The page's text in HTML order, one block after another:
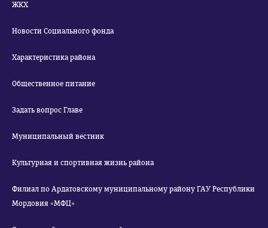
ЖКХ
Новости Социального фонда
Характеристика района
Общественное питание
Задать вопрос Главе
Муниципальный вестник
Культурная и спортивная жизнь района
Филиал по Ардатовскому муниципальному району ГАУ Республики
Мордовия «МФЦ»